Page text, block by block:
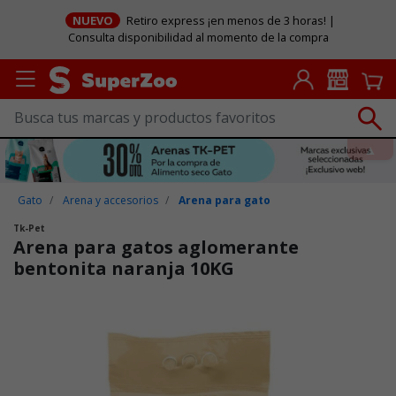
NUEVO
Retiro express ¡en menos de 3 horas! |
Consulta disponibilidad al momento de la compra
Gato Arena y accesorios Arena para gato
Tk-Pet
Arena para gatos aglomerante
bentonita naranja 10KG